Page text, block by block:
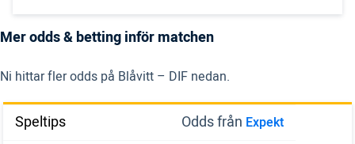
Mer odds & betting inför matchen
Ni hittar fler odds på Blåvitt – DIF nedan.
Speltips Odds från Expekt